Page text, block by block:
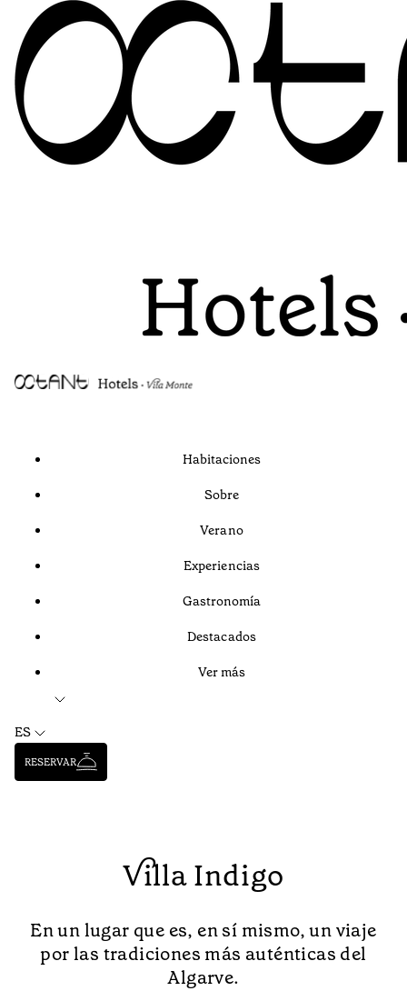
Habitaciones
Sobre
Verano
Experiencias
Gastronomía
Destacados
Ver más
ES
RESERVAR
Villa Indigo
En un lugar que es, en sí mismo, un viaje
por las tradiciones más auténticas del
Algarve.